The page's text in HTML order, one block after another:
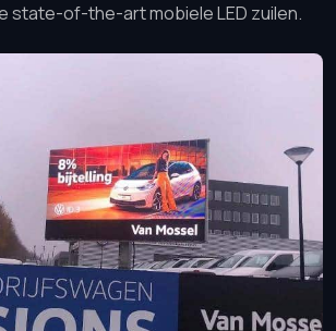
state-of-the-art mobiele LED zuilen.